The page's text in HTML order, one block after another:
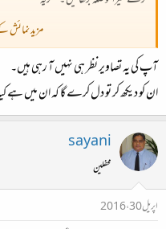
""
مزید
آپ کی یہ تصاویر نظر ہی نہیں آ رہی ہیں۔
ان کو دیکھ کر تو دل کرے گا کہ ان میں ہے
sayani
محفلین
اپریل 30، 2016